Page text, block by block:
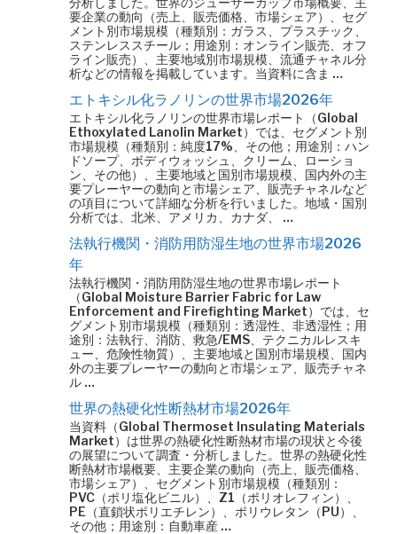
要企業の動向（売上、販売価格、市場シェア）、セグ
メント別市場規模（種類別：ガラス、プラスチック、
ステンレススチール；用途別：オンライン販売、オフ
ライン販売）、主要地域別市場規模、流通チャネル分
析などの情報を掲載しています。当資料に含ま …
エトキシル化ラノリンの世界市場2026年
エトキシル化ラノリンの世界市場レポート（Global
Ethoxylated Lanolin Market）では、セグメント別
市場規模（種類別：純度17%、その他；用途別：ハン
ドソープ、ボディウォッシュ、クリーム、ローショ
ン、その他）、主要地域と国別市場規模、国内外の主
要プレーヤーの動向と市場シェア、販売チャネルなど
の項目について詳細な分析を行いました。地域・国別
分析では、北米、アメリカ、カナダ、 …
法執行機関・消防用防湿生地の世界市場2026
年
法執行機関・消防用防湿生地の世界市場レポート
（Global Moisture Barrier Fabric for Law
Enforcement and Firefighting Market）では、セ
グメント別市場規模（種類別：透湿性、非透湿性；用
途別：法執行、消防、救急/EMS、テクニカルレスキ
ュー、危険性物質）、主要地域と国別市場規模、国内
外の主要プレーヤーの動向と市場シェア、販売チャネ
ル …
世界の熱硬化性断熱材市場2026年
当資料（Global Thermoset Insulating Materials
Market）は世界の熱硬化性断熱材市場の現状と今後
の展望について調査・分析しました。世界の熱硬化性
断熱材市場概要、主要企業の動向（売上、販売価格、
市場シェア）、セグメント別市場規模（種類別：
PVC（ポリ塩化ビニル）、Z1（ポリオレフィン）、
PE（直鎖状ポリエチレン）、ポリウレタン（PU）、
その他；用途別：自動車産 …